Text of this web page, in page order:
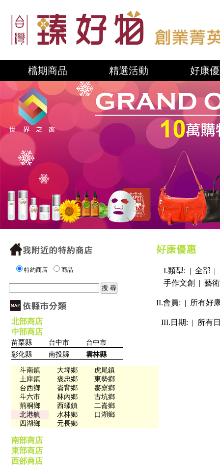
檔期商品 精選活動 好康
特約商店 商品
北部商店
中部商店
苗栗縣 台中市
台中市
彰化縣
南投縣 雲林縣
斗南鎮 大埤鄉
虎尾鎮
土庫鎮
褒忠鄉
東勢鄉
台西鄉
崙背鄉
麥寮鄉
斗六市
林內鄉
古坑鄉
荊桐鄉
西螺鎮
二崙鄉
北港鎮
水林鄉
口湖鄉
四湖鄉
元長鄉
南部商店
東部商店
西部商店
I.類型: | 全部 |
手作文創
| 藝
II.會員: | 所有好
III.日期: | 所有